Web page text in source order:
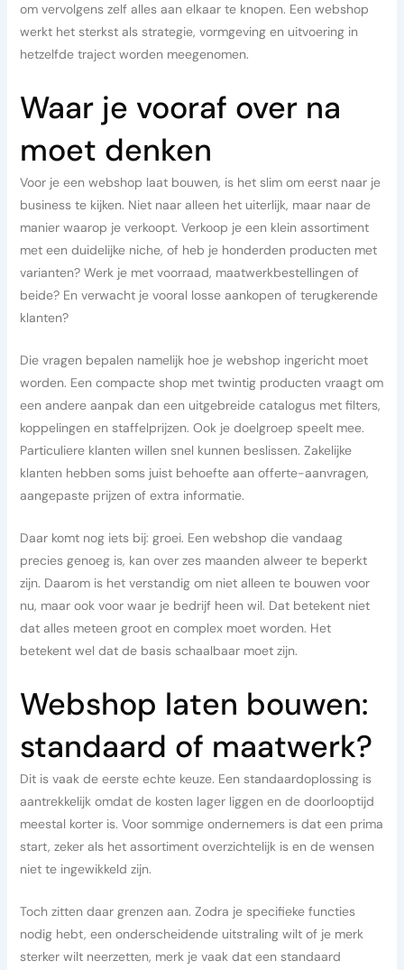
om vervolgens zelf alles aan elkaar te knopen. Een webshop
werkt het sterkst als strategie, vormgeving en uitvoering in
hetzelfde traject worden meegenomen.
Waar je vooraf over na
moet denken
Voor je een webshop laat bouwen, is het slim om eerst naar je
business te kijken. Niet naar alleen het uiterlijk, maar naar de
manier waarop je verkoopt. Verkoop je een klein assortiment
met een duidelijke niche, of heb je honderden producten met
varianten? Werk je met voorraad, maatwerkbestellingen of
beide? En verwacht je vooral losse aankopen of terugkerende
klanten?
Die vragen bepalen namelijk hoe je webshop ingericht moet
worden. Een compacte shop met twintig producten vraagt om
een andere aanpak dan een uitgebreide catalogus met filters,
koppelingen en staffelprijzen. Ook je doelgroep speelt mee.
Particuliere klanten willen snel kunnen beslissen. Zakelijke
klanten hebben soms juist behoefte aan offerte-aanvragen,
aangepaste prijzen of extra informatie.
Daar komt nog iets bij: groei. Een webshop die vandaag
precies genoeg is, kan over zes maanden alweer te beperkt
zijn. Daarom is het verstandig om niet alleen te bouwen voor
nu, maar ook voor waar je bedrijf heen wil. Dat betekent niet
dat alles meteen groot en complex moet worden. Het
betekent wel dat de basis schaalbaar moet zijn.
Webshop laten bouwen:
standaard of maatwerk?
Dit is vaak de eerste echte keuze. Een standaardoplossing is
aantrekkelijk omdat de kosten lager liggen en de doorlooptijd
meestal korter is. Voor sommige ondernemers is dat een prima
start, zeker als het assortiment overzichtelijk is en de wensen
niet te ingewikkeld zijn.
Toch zitten daar grenzen aan. Zodra je specifieke functies
nodig hebt, een onderscheidende uitstraling wilt of je merk
sterker wilt neerzetten, merk je vaak dat een standaard